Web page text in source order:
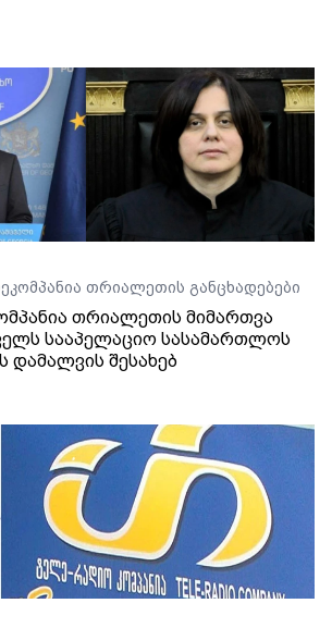
თრიალეთის განცხადებები
თრიალეთის მიმართვა
სააპელაციო სასამართლოს
დამალვის შესახებ